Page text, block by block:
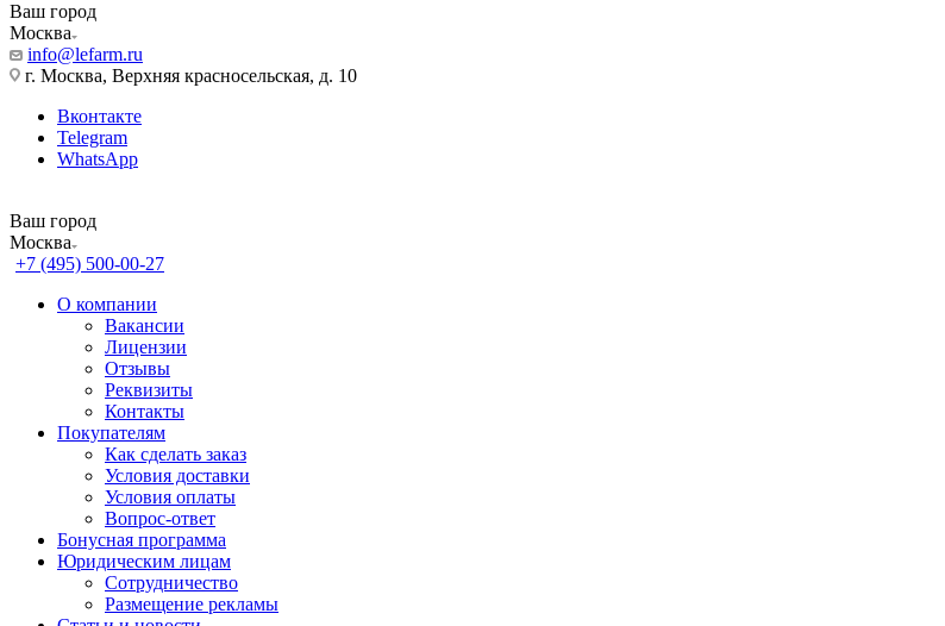
Ваш город
Москва
info@lefarm.ru
г. Москва, Верхняя красносельская, д. 10
Вконтакте
Telegram
WhatsApp
Ваш город
Москва
+7 (495) 500-00-27
О компании
Вакансии
Лицензии
Отзывы
Реквизиты
Контакты
Покупателям
Как сделать заказ
Условия доставки
Условия оплаты
Вопрос-ответ
Бонусная программа
Юридическим лицам
Сотрудничество
Размещение рекламы